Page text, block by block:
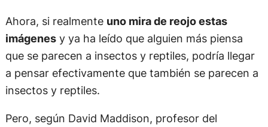
Ahora, si realmente uno mira de reojo estas
imágenesy ya ha leído que alguien más piensa
que se parecen a insectos y reptiles, podría llegar
a pensar efectivamente que también se parecen a
insectos y reptiles.
Pero, según David Maddison, profesor del